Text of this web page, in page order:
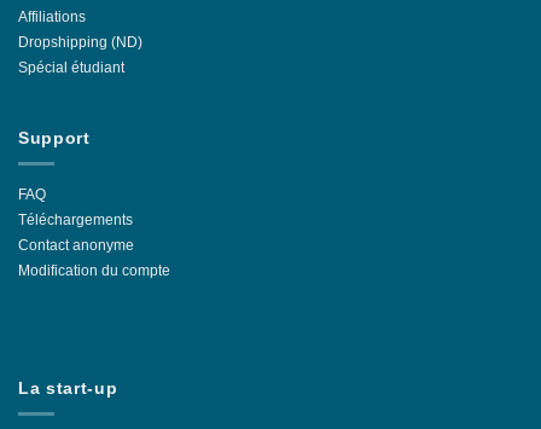
Affiliations
Dropshipping (ND)
Spécial étudiant
Support
FAQ
Téléchargements
Contact anonyme
Modification du compte
La start-up